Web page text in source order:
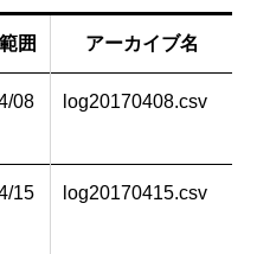
囲 アーカイブ名
08
log20170408.csv
15
log20170415.csv